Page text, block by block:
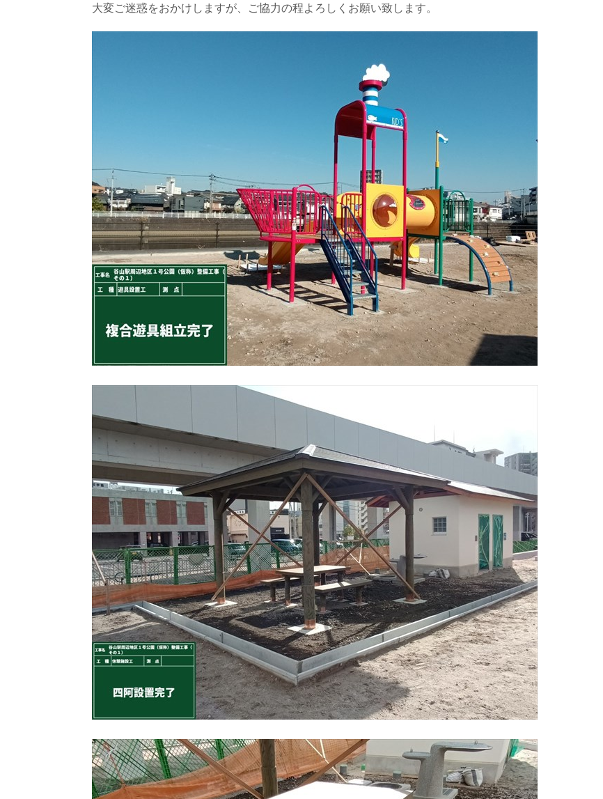
大変ご迷惑をおかけしますが、ご協力の程よろしくお願い致します。